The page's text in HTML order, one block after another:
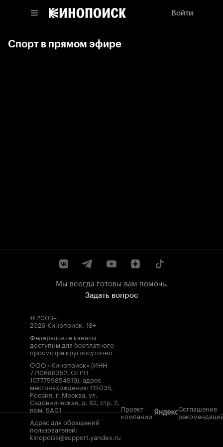
Войти
Спорт в прямом эфире
Мы всегда готовы вам помочь.
Задать вопрос
© 2003–
2026 Кинопоиск. 18+
Федеральные каналы
доступны для бесплатного
просмотра круглосуточно
ООО «Кинопоиск» (ИНН
7710688352, ОГРН
1077759854919), адрес
местонахождения: 115035,
Россия, г. Москва, ул.
Садовническая, д. 82, стр. 2,
пом. 9А01
Адрес для обращений
пользователей:
kinopoisk@support.yandex.ru
Проект
компании
Соглашение